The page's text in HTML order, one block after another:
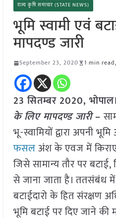
राज्य कृषि समाचार (STATE NEWS)
भूमि स्वामी एवं
मापदण्ड जारी
September 23, 2020 1 min read
23 सितम्बर 2020, भोपाल।
के लिए मापदण्ड जारी–
भू-स्वामियों द्वारा अपनी
फसलअंश के एवज में
जिसे सामान्य तौर पर
से जाना जाता है। ततसंबंध में
बटाईदारो के हित संरक्षण
भूमि बटाई पर दिए जाने की